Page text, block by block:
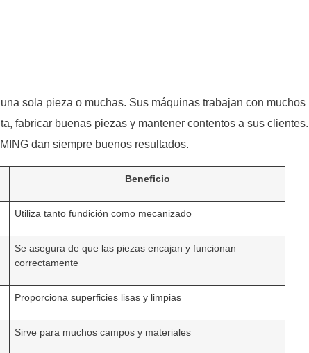
sola pieza o muchas. Sus máquinas trabajan con muchos
fabricar buenas piezas y mantener contentos a sus clientes.
dan siempre buenos resultados.
Beneficio
Utiliza tanto fundición como mecanizado
Se asegura de que las piezas encajan y funcionan
correctamente
Proporciona superficies lisas y limpias
Sirve para muchos campos y materiales